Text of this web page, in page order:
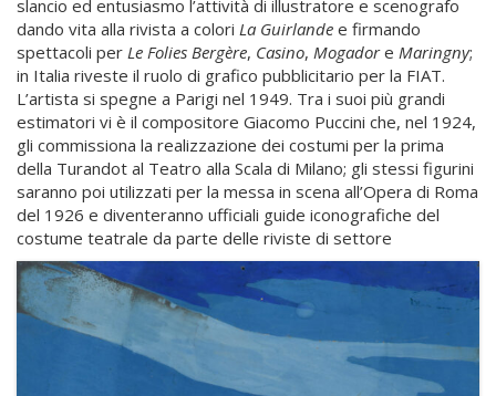
slancio ed entusiasmo l’attività di illustratore e scenografo
dando vita alla rivista a colori La Guirlande e firmando
spettacoli per Le Folies Bergère, Casino, Mogadore Maringny;
in Italia riveste il ruolo di grafico pubblicitario per la FIAT.
L’artista si spegne a Parigi nel 1949. Tra i suoi più grandi
estimatori vi è il compositore Giacomo Puccini che, nel 1924,
gli commissiona la realizzazione dei costumi per la prima
della Turandot al Teatro alla Scala di Milano; gli stessi figurini
saranno poi utilizzati per la messa in scena all’Opera di Roma
del 1926 e diventeranno ufficiali guide iconografiche del
costume teatrale da parte delle riviste di settore